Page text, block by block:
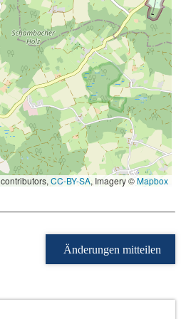
contributors, CC-BY-SA, Imagery ©Mapbox
Änderungen mitteilen